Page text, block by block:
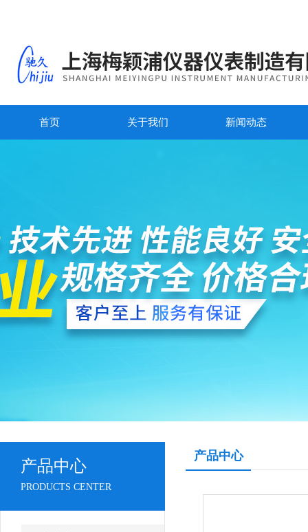
首页 关于我们 新闻动态
产品中心
PRODUCTS CENTER
产品中心